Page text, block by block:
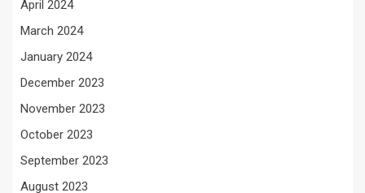
April 2024
March 2024
January 2024
December 2023
November 2023
October 2023
September 2023
August 2023